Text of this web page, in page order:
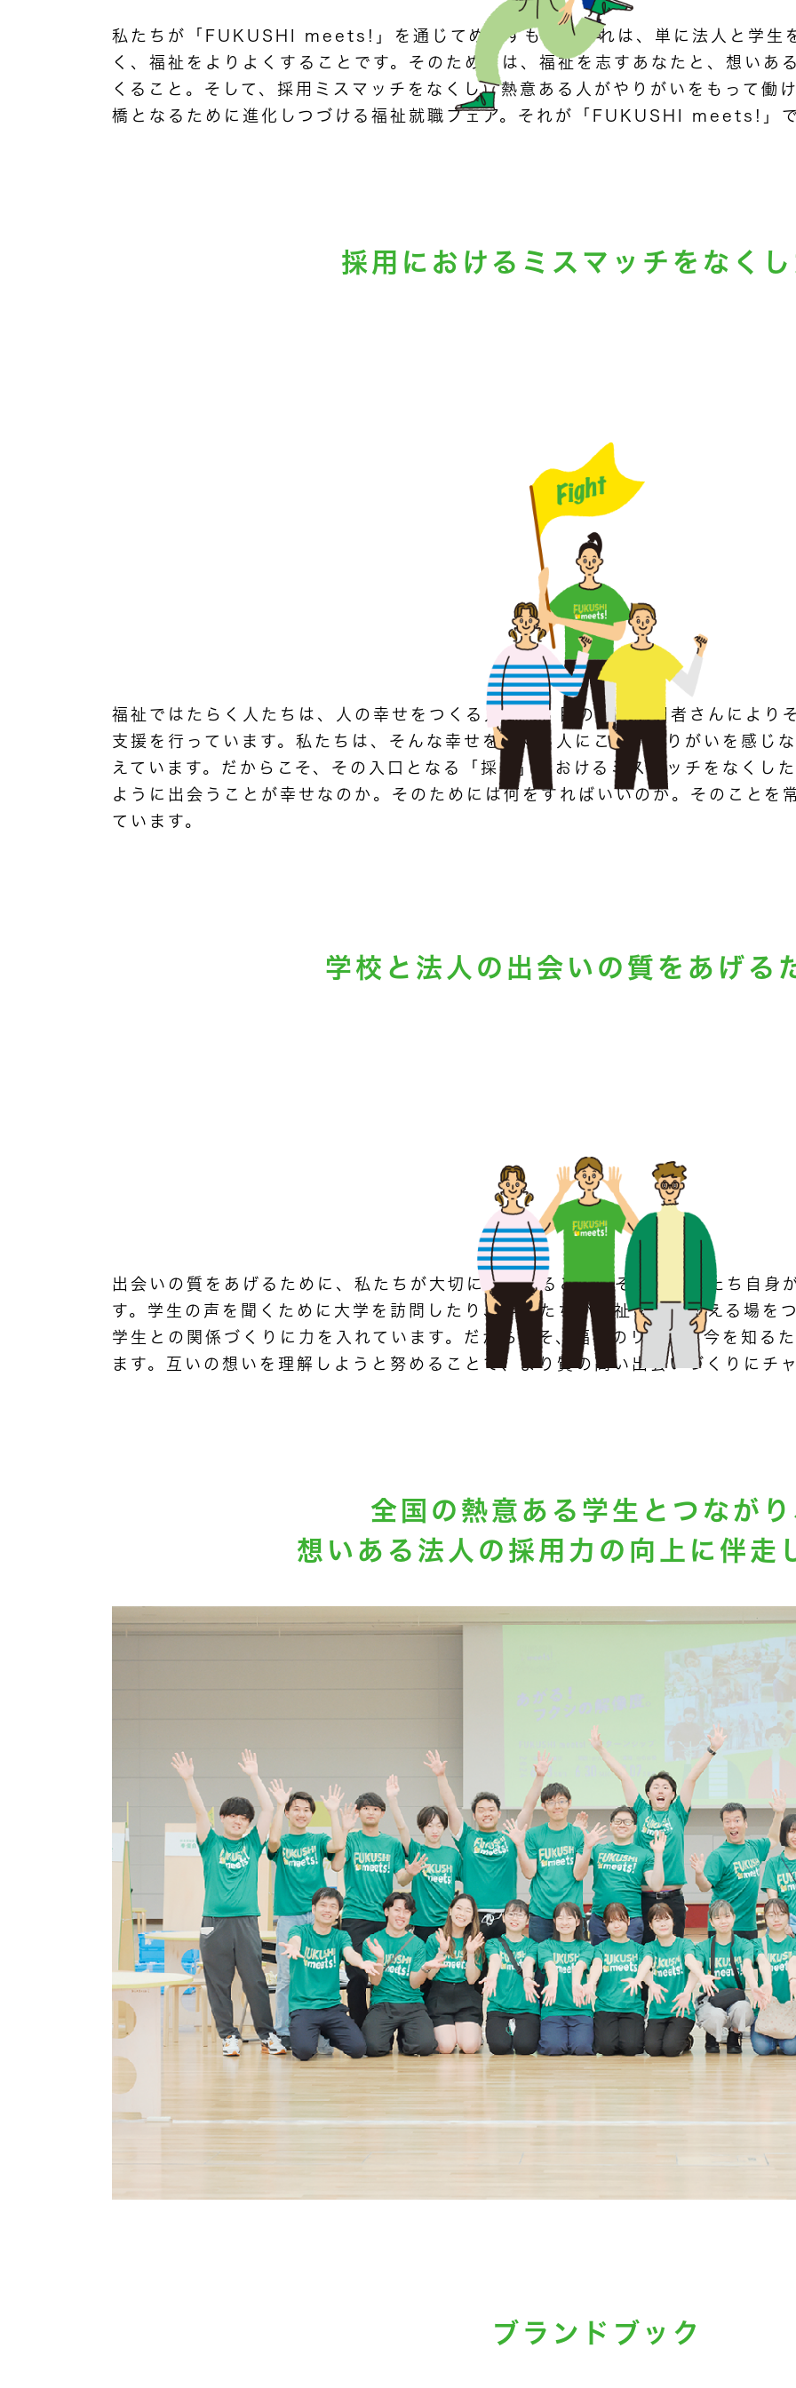
私たちが「FUKUSHI meets!」を通じてめざすもの。それは、単に法人と学生
く、福祉をよりよくすることです。そのためには、福祉を志すあなたと、想いあ
くること。そして、採用ミスマッチをなくし、熱意ある人がやりがいをもって働
橋となるために進化しつづける福祉就職フェア。それが「FUKUSHI meets!」
採用における ミスマッチをなく
福祉ではたらく人たちは、人の幸せをつくる人たち。目の前の利用者さんにより
支援を行っています。私たちは、そんな幸せをつくる人にこそ、やりがいを感じ
えています。だからこそ、その入口となる「採用」におけるミスマッチをなくし
ように出会うことが幸せなのか。そのためには何をすればいいのか。そのことを
ています。
学校と法人の出会いの 質をあげる
出会いの質をあげるために、私たちが大切にしていること。それは、私たち自身
す。学生の声を聞くために大学を訪問したり、学生たちが福祉を語りあえる場を
学生との関係づくりに力を入れています。だからこそ、福祉のリアルと今を知る
ます。互いの想いを理解しようと努めることで、より質の高い出会いづくりにチ
全国の熱意ある学生とつなが
想いある法人の採用力の 向上に伴走
ブランドブック